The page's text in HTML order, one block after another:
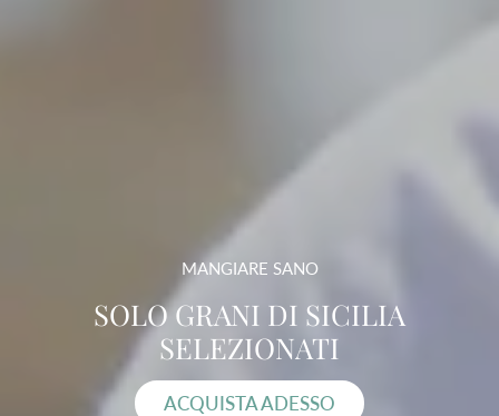
MANGIARE SANO
SOLO GRANI DI SICILIA
SELEZIONATI
ACQUISTA ADESSO